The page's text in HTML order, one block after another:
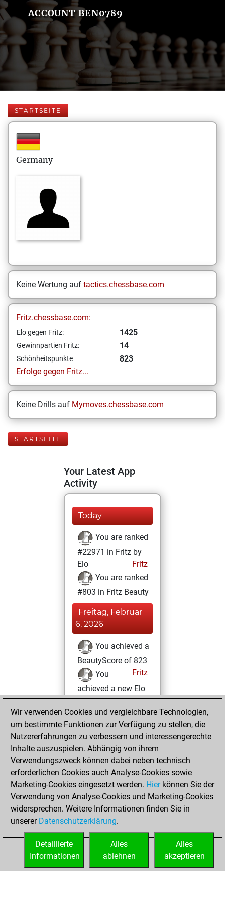
ACCOUNT BEN0789
STARTSEITE
Germany
Keine Wertung auf tactics.chessbase.com
Fritz.chessbase.com:
Elo gegen Fritz: 1425
Gewinnpartien Fritz: 14
Schönheitspunkte
823
Erfolge gegen Fritz...
Keine Drills auf Mymoves.chessbase.com
STARTSEITE
Your Latest App
Activity
Today
You are ranked
#22971 in Fritz by
Elo
Fritz
You are ranked
#803 in Fritz Beauty
Freitag, Februar
6, 2026
You achieved a
BeautyScore of 823
Fritz
You
achieved a new Elo
of 1425
Donnerstag,
Februar 5, 2026
You won
against Fritz
Fritz
Donnerstag,
Januar 8, 2026
You created
your Fritz account
Wir verwenden Cookies und vergleichbare Technologien,
um bestimmte Funktionen zur Verfügung zu stellen, die
Nutzererfahrungen zu verbessern und interessengerechte
Inhalte auszuspielen. Abhängig von ihrem
Verwendungszweck können dabei neben technisch
erforderlichen Cookies auch Analyse-Cookies sowie
Marketing-Cookies eingesetzt werden. Hierkönnen Sie der
Verwendung von Analyse-Cookies und Marketing-Cookies
widersprechen. Weitere Informationen finden Sie in
unserer Datenschutzerklärung.
Alles
akzeptieren
Alles
ablehnen
Detaillierte
Informationen